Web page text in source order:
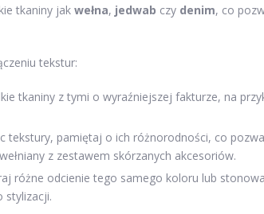
tkaniny jak wełna, jedwab czy denim, co
tekstur:
tkaniny z tymi o wyraźniejszej fakturze, na
tekstury, pamiętaj o ich różnorodności, co
z zestawem skórzanych akcesoriów.
różne odcienie tego samego koloru lub
stylizacji.